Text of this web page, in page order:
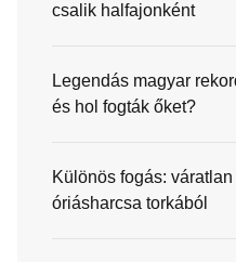
csalik halfajonként
Legendás magyar
és hol fogták őket?
Különös fogás:
óriásharcsa torkából